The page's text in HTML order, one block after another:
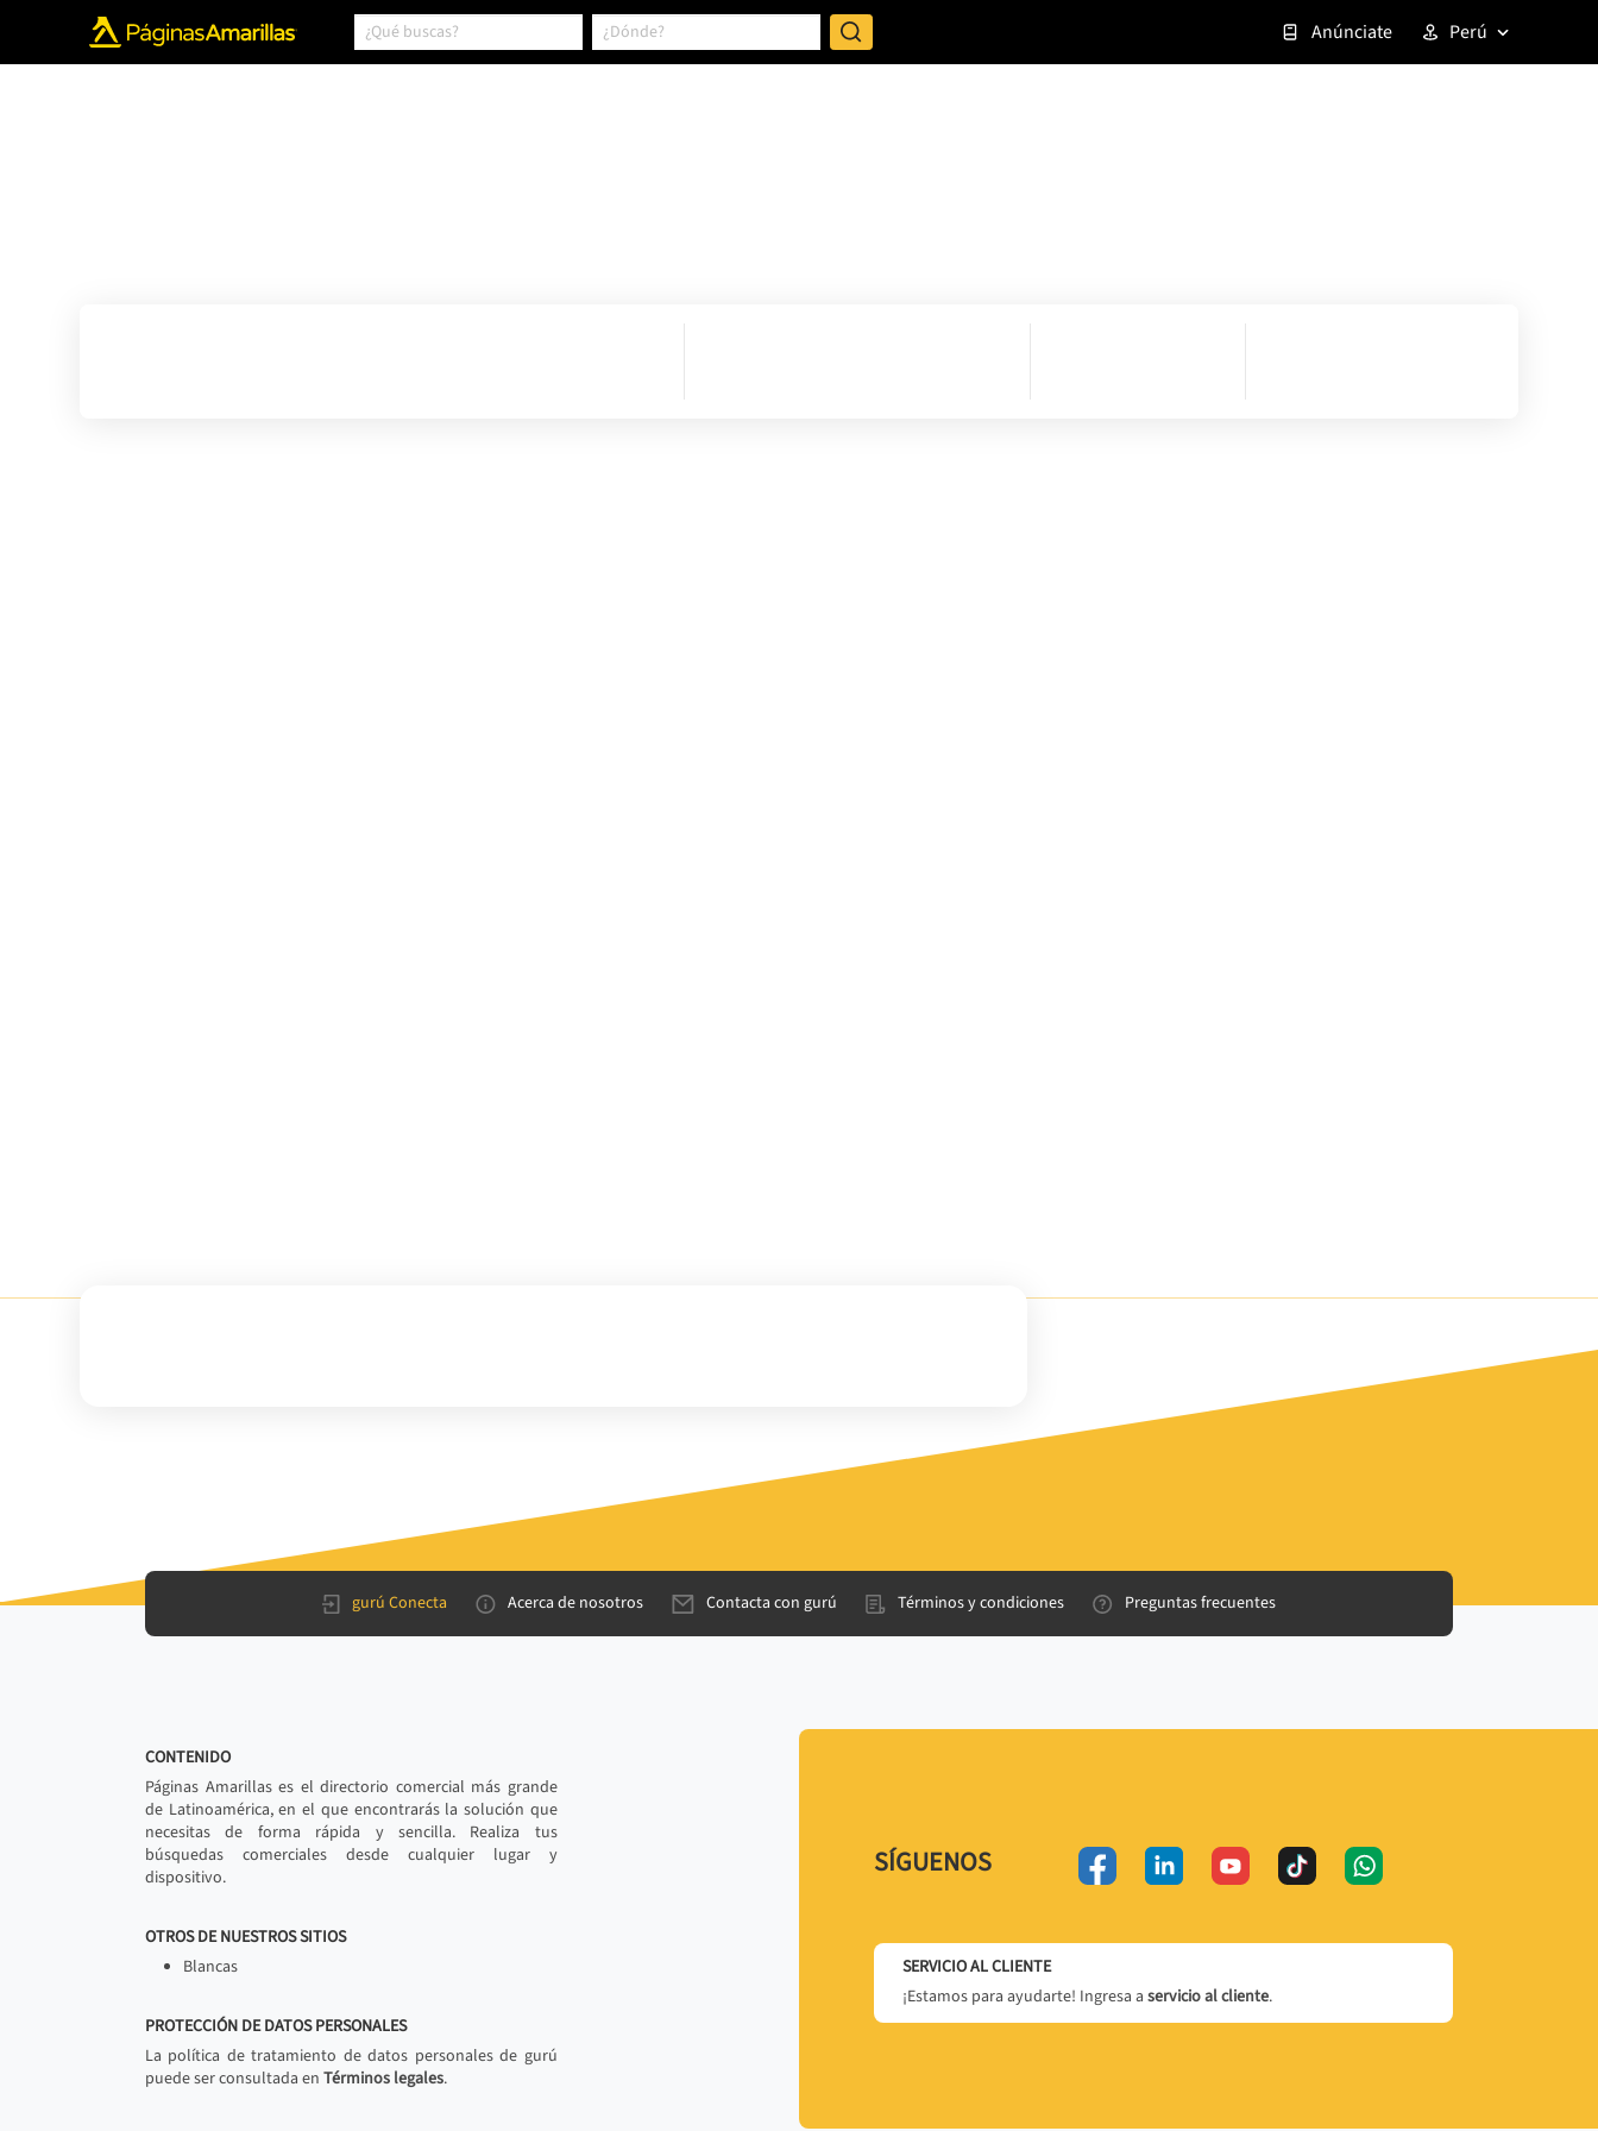
Anúnciate Perú
gurú Conecta Acerca de nosotros Contacta con gurú Términos y condiciones Preguntas frecuentes
CONTENIDO
Páginas Amarillas es el directorio comercial más grande
de Latinoamérica, en el que encontrarás la solución que
necesitas de forma rápida y sencilla. Realiza tus
búsquedas comerciales desde cualquier lugar y
dispositivo.
OTROS DE NUESTROS SITIOS
Blancas
PROTECCIÓN DE DATOS PERSONALES
La política de tratamiento de datos personales de gurú
puede ser consultada en Términos legales.
SÍGUENOS
SERVICIO AL CLIENTE
¡Estamos para ayudarte! Ingresa a servicio al cliente.